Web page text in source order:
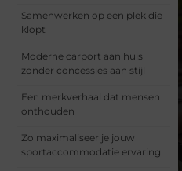
Samenwerken op een plek die
klopt
Moderne carport aan huis
zonder concessies aan stijl
Een merkverhaal dat mensen
onthouden
Zo maximaliseer je jouw
sportaccommodatie ervaring